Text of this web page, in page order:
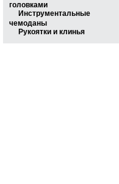
головками
Инструментальные
чемоданы
Рукоятки и клинья